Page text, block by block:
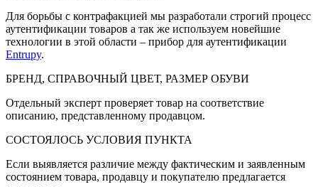
Для борьбы с контрафакцией мы разработали строгий процесс
аутентификации товаров а так же используем новейшие
технологии в этой области – прибор для аутентификации
Entrupy.
БРЕНД, СПРАВОЧНЫЙ ЦВЕТ, РАЗМЕР ОБУВИ
Отдельный эксперт проверяет товар на соответствие
описанию, представленному продавцом.
СОСТОЯЛОСЬ УСЛОВИЯ ПУНКТА
Если выявляется различие между фактическим и заявленным
состоянием товара, продавцу и покупателю предлагается